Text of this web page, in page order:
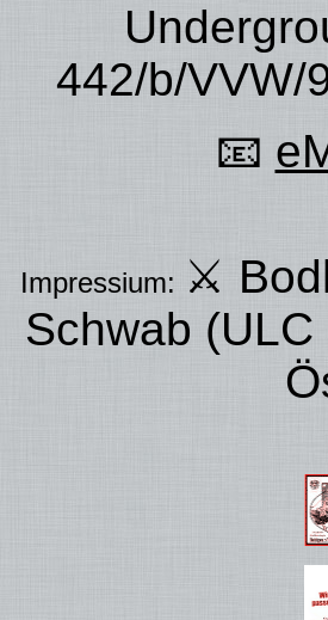
442/b/VVW/
📧
Impressium: ⚔
Schwab